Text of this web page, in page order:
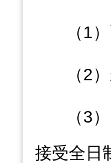
（1
（2
（3
接受全日